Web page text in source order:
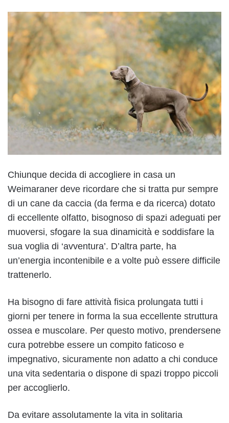
Chiunque decida di accogliere in casa un
Weimaraner deve ricordare che si tratta pur sempre
di un cane da caccia (da ferma e da ricerca) dotato
di eccellente olfatto, bisognoso di spazi adeguati per
muoversi, sfogare la sua dinamicità e soddisfare la
sua voglia di ‘avventura’. D’altra parte, ha
un’energia incontenibile e a volte può essere difficile
trattenerlo.
Ha bisogno di fare attività fisica prolungata tutti i
giorni per tenere in forma la sua eccellente struttura
ossea e muscolare. Per questo motivo, prendersene
cura potrebbe essere un compito faticoso e
impegnativo, sicuramente non adatto a chi conduce
una vita sedentaria o dispone di spazi troppo piccoli
per accoglierlo.
Da evitare assolutamente la vita in solitaria